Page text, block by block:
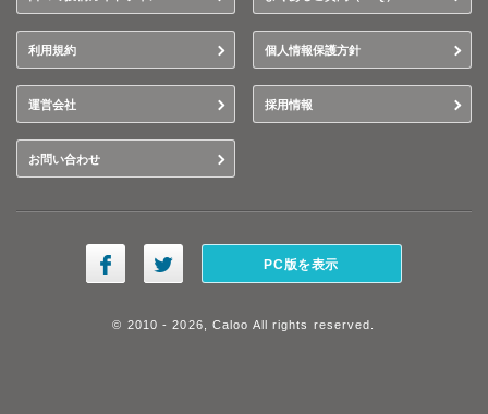
利用規約 個人情報保護方針
運営会社 採用情報
お問い合わせ
PC版を表示
© 2010 - 2026, Caloo All rights reserved.